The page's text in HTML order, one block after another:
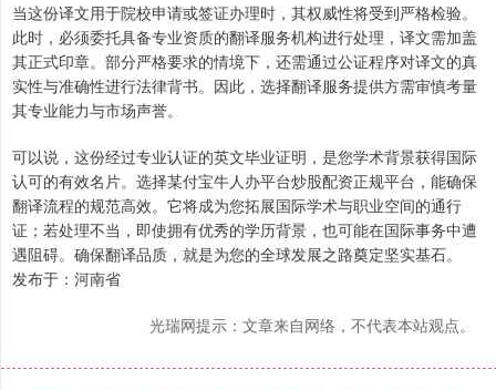
当这份译文用于院校申请或签证办理时，其权威性将受到严格检验。
此时，必须委托具备专业资质的翻译服务机构进行处理，译文需加盖
其正式印章。部分严格要求的情境下，还需通过公证程序对译文的真
实性与准确性进行法律背书。因此，选择翻译服务提供方需审慎考量
其专业能力与市场声誉。
可以说，这份经过专业认证的英文毕业证明，是您学术背景获得国际
认可的有效名片。选择某付宝牛人办平台炒股配资正规平台，能确保
翻译流程的规范高效。它将成为您拓展国际学术与职业空间的通行
证；若处理不当，即使拥有优秀的学历背景，也可能在国际事务中遭
遇阻碍。确保翻译品质，就是为您的全球发展之路奠定坚实基石。
发布于：河南省
光瑞网提示：文章来自网络，不代表本站观点。